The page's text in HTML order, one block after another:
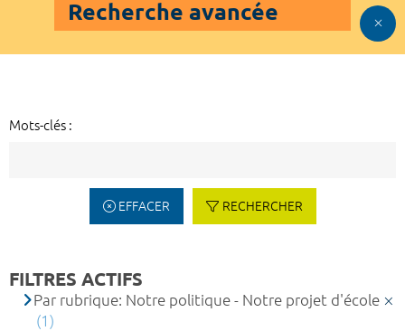
Recherche avancée
Mots-clés :
EFFACER RECHERCHER
FILTRES ACTIFS
Par rubrique: Notre politique - Notre projet d'école
(1)